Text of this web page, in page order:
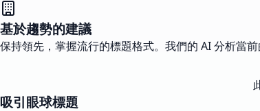
基於趨勢的建議
保持領先，掌握流行的標題格式。我們的 AI 分析當
吸引眼球標題